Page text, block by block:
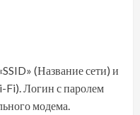
(Название сети) и
Fi). Логин с паролем
модема.